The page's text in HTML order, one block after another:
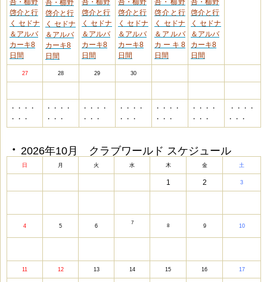
吾・櫛野
啓介と行
く セドナ
＆アルバ
カーキ8
日間
吾・櫛野
啓介と行
く セドナ
＆アルバ
カーキ8
日間
吾・櫛野
啓介と行
く セドナ
＆アルバ
カーキ8
日間
吾・櫛野
啓介と行
く セドナ
＆アルバ
カーキ8
日間
吾・櫛野
啓介と行
く セドナ
＆アルバ
カーキ8
日間
吾・櫛野
啓介と行
く セドナ
＆アルバ
カーキ8
日間
27 28 29 30
・・・・
・・・
・・・・
・・・
・・・・
・・・
・・・・
・・・
・・・・
・・・
・・・・
・・・
・・・・
・・・
・ 2026年10月 クラブワールド スケジュール
日 月 火 水 木 金 土
1 2 3
4 5 6
7
8 9 10
11 12 13 14 15 16 17